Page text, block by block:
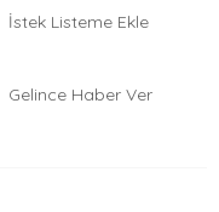
İstek Listeme Ekle
Gelince Haber Ver